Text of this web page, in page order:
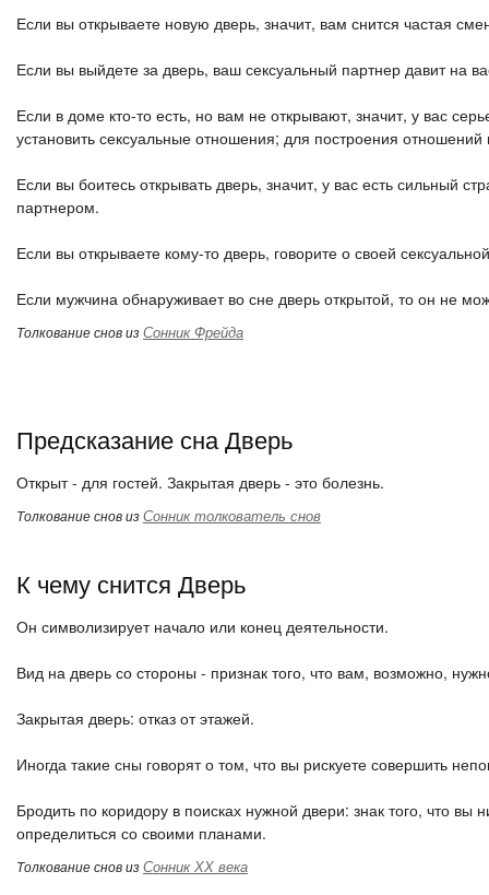
Если вы открываете новую дверь, значит, вам снится частая
Если вы выйдете за дверь, ваш сексуальный партнер давит на
Если в доме кто-то есть, но вам не открывают, значит, у вас
установить сексуальные отношения; для построения
Если вы боитесь открывать дверь, значит, у вас есть сильный
партнером.
Если вы открываете кому-то дверь, говорите о своей
Если мужчина обнаруживает во сне дверь открытой, то он не
Толкование снов изСонник Фрейда
Предсказание сна Дверь
Открыт - для гостей. Закрытая дверь - это болезнь.
Толкование снов изСонник толкователь снов
К чему снится Дверь
Он символизирует начало или конец деятельности.
Вид на дверь со стороны - признак того, что вам, возможно,
Закрытая дверь: отказ от этажей.
Иногда такие сны говорят о том, что вы рискуете совершить
Бродить по коридору в поисках нужной двери: знак того, что
определиться со своими планами.
Толкование снов изСонник ХХ века